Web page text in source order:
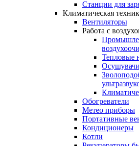
Станции для
Климатическая
Вентиляторы
Работа с
Тепловые
Обогреватели
Метео приборы
Портативные
Кондиционеры
Котли